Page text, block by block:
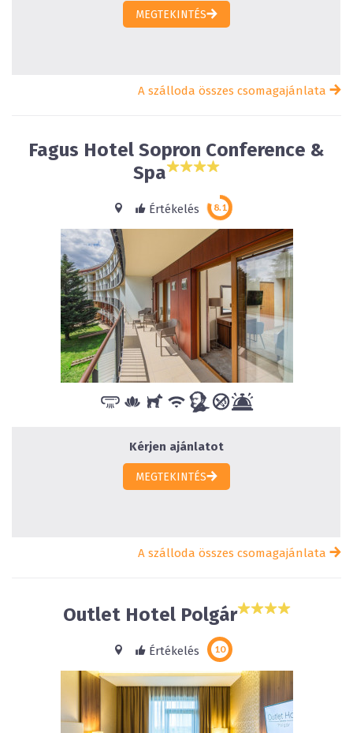
MEGTEKINTÉS
A szálloda összes csomagajánlata
Fagus Hotel Sopron Conference &
Spa
Értékelés
Kérjen ajánlatot
MEGTEKINTÉS
A szálloda összes csomagajánlata
Outlet Hotel Polgár
Értékelés